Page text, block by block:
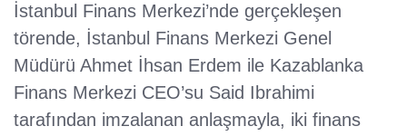
İstanbul Finans Merkezi’nde gerçekleşen
törende, İstanbul Finans Merkezi Genel
Müdürü Ahmet İhsan Erdem ile Kazablanka
Finans Merkezi CEO’su Said Ibrahimi
tarafından imzalanan anlaşmayla, iki finans